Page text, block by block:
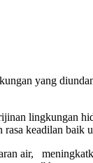
yang
lingkungan
keadilan baik
air,